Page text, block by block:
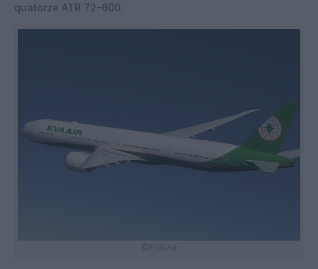
quatorze ATR 72-600.
©EVA Air